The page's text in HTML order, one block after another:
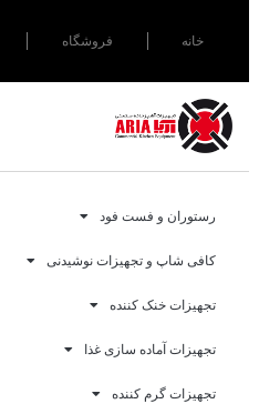
خانه فروشگاه
رستوران و فست فود
کافی شاپ و تجهیزات نوشیدنی
تجهیزات خنک کننده
تجهیزات آماده سازی غذا
تجهیزات گرم کننده